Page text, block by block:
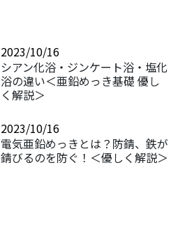
2023/10/16
シアン化浴・ジンケート浴・塩化
浴の違い＜亜鉛めっき基礎 優し
く解説＞
2023/10/16
電気亜鉛めっきとは？防錆、鉄が
錆びるのを防ぐ！＜優しく解説＞